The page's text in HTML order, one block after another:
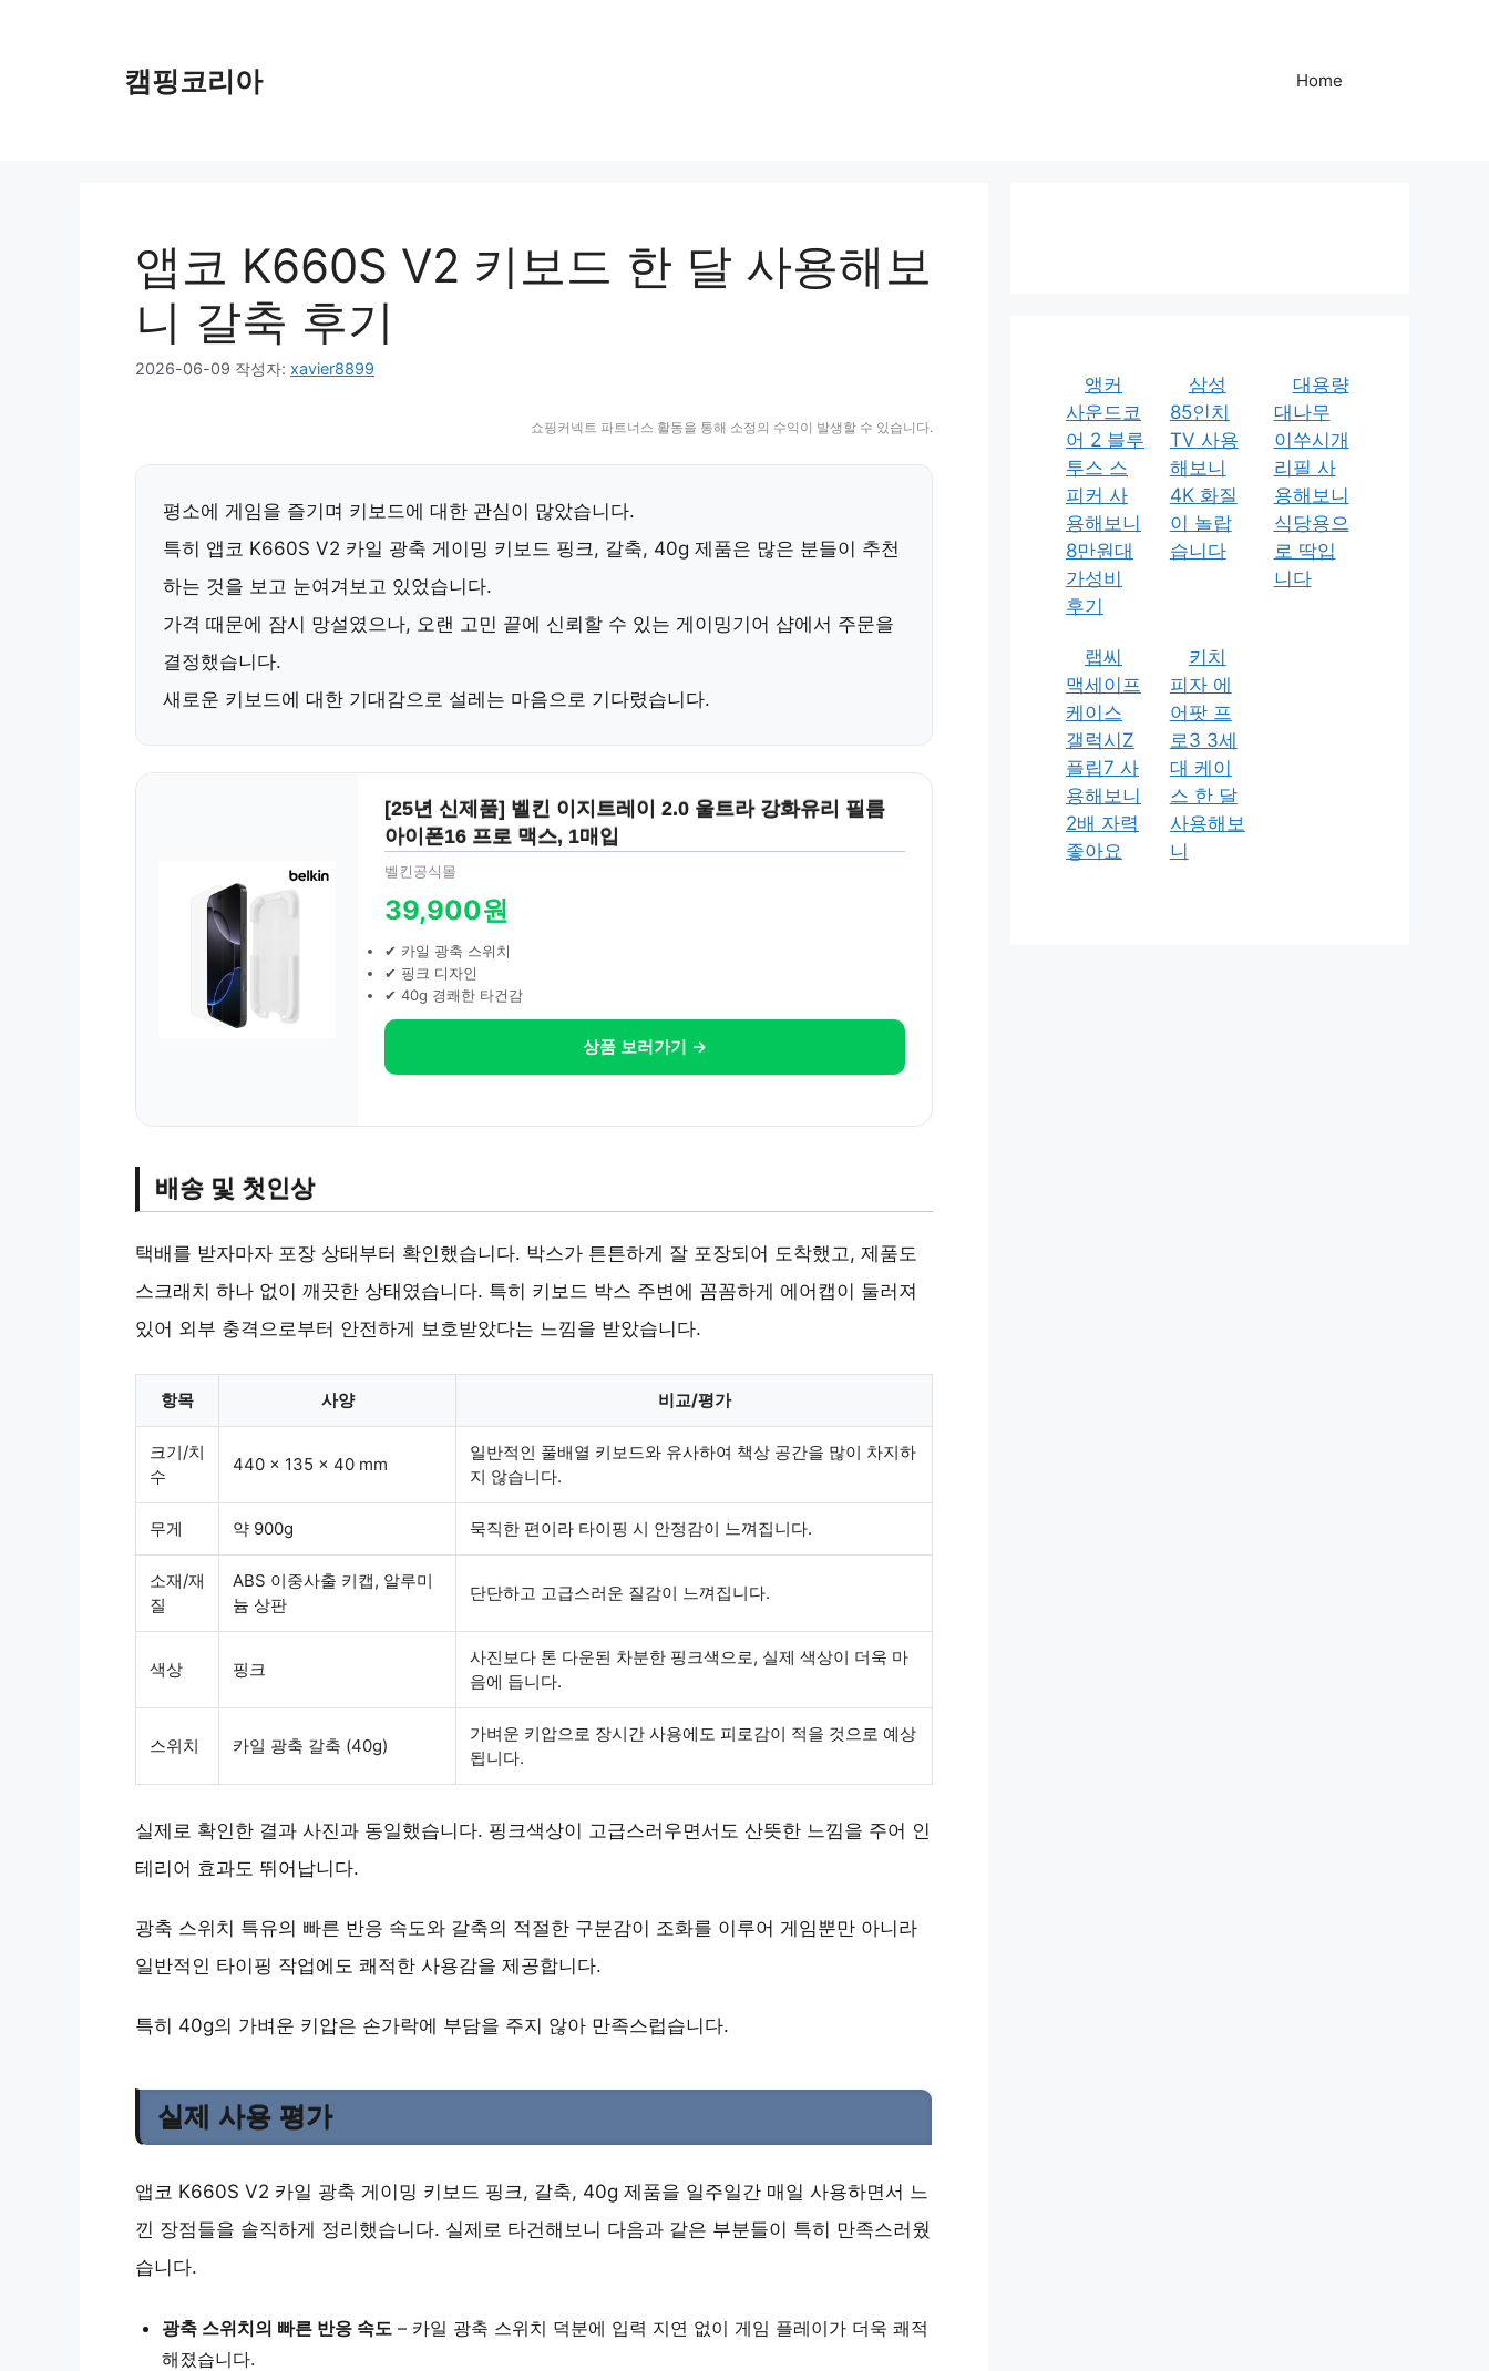
캠핑코리아 Home
앱코 K660S V2 키보드 한 달 사용해보
니 갈축 후기
2026-06-09 작성자: xavier8899
쇼핑커넥트 파트너스 활동을 통해 소정의 수익이 발생할 수 있습니다.
평소에 게임을 즐기며 키보드에 대한 관심이 많았습니다.
특히 앱코 K660S V2 카일 광축 게이밍 키보드 핑크, 갈축, 40g 제품은 많은 분들이 추천
하는 것을 보고 눈여겨보고 있었습니다.
가격 때문에 잠시 망설였으나, 오랜 고민 끝에 신뢰할 수 있는 게이밍기어 샵에서 주문을
결정했습니다.
새로운 키보드에 대한 기대감으로 설레는 마음으로 기다렸습니다.
[25년 신제품] 벨킨 이지트레이 2.0 울트라 강화유리 필름
아이폰16 프로 맥스, 1매입
벨킨공식몰
39,900원
✔ 카일 광축 스위치
✔ 핑크 디자인
✔ 40g 경쾌한 타건감
상품 보러가기 →
배송 및 첫인상
택배를 받자마자 포장 상태부터 확인했습니다. 박스가 튼튼하게 잘 포장되어 도착했고, 제품도
스크래치 하나 없이 깨끗한 상태였습니다. 특히 키보드 박스 주변에 꼼꼼하게 에어캡이 둘러져
있어 외부 충격으로부터 안전하게 보호받았다는 느낌을 받았습니다.
항목 사양 비교/평가
크기/치
수
440 x 135 x 40 mm
일반적인 풀배열 키보드와 유사하여 책상 공간을 많이 차지하
지 않습니다.
무게 약 900g 묵직한 편이라 타이핑 시 안정감이 느껴집니다.
소재/재
질
ABS 이중사출 키캡, 알루미
늄 상판
단단하고 고급스러운 질감이 느껴집니다.
색상 핑크
사진보다 톤 다운된 차분한 핑크색으로, 실제 색상이 더욱 마
음에 듭니다.
스위치 카일 광축 갈축 (40g)
가벼운 키압으로 장시간 사용에도 피로감이 적을 것으로 예상
됩니다.
실제로 확인한 결과 사진과 동일했습니다. 핑크색상이 고급스러우면서도 산뜻한 느낌을 주어 인
테리어 효과도 뛰어납니다.
광축 스위치 특유의 빠른 반응 속도와 갈축의 적절한 구분감이 조화를 이루어 게임뿐만 아니라
일반적인 타이핑 작업에도 쾌적한 사용감을 제공합니다.
특히 40g의 가벼운 키압은 손가락에 부담을 주지 않아 만족스럽습니다.
실제 사용 평가
앱코 K660S V2 카일 광축 게이밍 키보드 핑크, 갈축, 40g 제품을 일주일간 매일 사용하면서 느
낀 장점들을 솔직하게 정리했습니다. 실제로 타건해보니 다음과 같은 부분들이 특히 만족스러웠
습니다.
광축 스위치의 빠른 반응 속도 – 카일 광축 스위치 덕분에 입력 지연 없이 게임 플레이가 더욱 쾌적
해졌습니다.
앵커
사운드코
어 2 블루
투스 스
피커 사
용해보니
8만원대
가성비
후기
삼성
85인치
TV 사용
해보니
4K 화질
이 놀랍
습니다
대용량
대나무
이쑤시개
리필 사
용해보니
식당용으
로 딱입
니다
랩씨
맥세이프
케이스
갤럭시Z
플립7 사
용해보니
2배 자력
좋아요
키치
피자 에
어팟 프
로3 3세
대 케이
스 한 달
사용해보
니